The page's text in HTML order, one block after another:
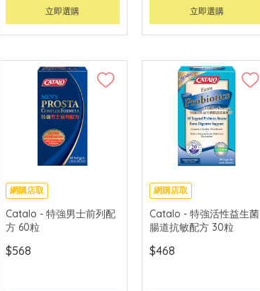
立即選購 立即選購
網購店取
Catalo - 特強男士前列配
方 60粒
$568
網購店取
Catalo - 特強活性益生菌
腸道抗敏配方 30粒
$468